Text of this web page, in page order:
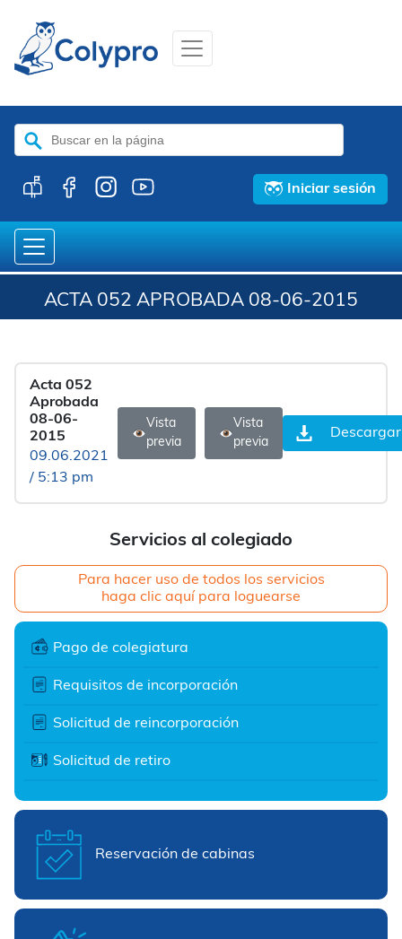
Buscar:
Iniciar sesión
ACTA 052 APROBADA 08-06-2015
Servicios al colegiado
Para hacer uso de todos los servicios
haga clic aquí para loguearse
Pago de colegiatura
Requisitos de incorporación
Solicitud de reincorporación
Solicitud de retiro
Reservación de cabinas
Acta 052
Aprobada
08-06-
2015
09.06.2021
/ 5:13 pm
Vista
previa
Vista
previa
Descargar